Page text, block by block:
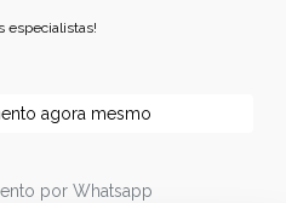
especialistas!
agora mesmo
por Whatsapp